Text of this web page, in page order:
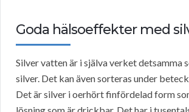
Goda hälsoeffekter med
Silver vatten är i själva verket detsamma
silver. Det kan även sorteras under
Det är silver i oerhört finfördelad form